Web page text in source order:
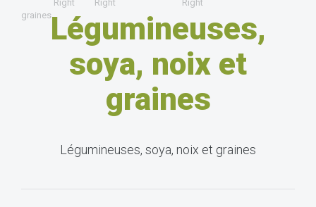
grainesLégumineuses,
soya, noix et
graines
Légumineuses, soya, noix et graines